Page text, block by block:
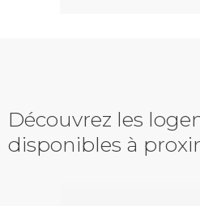
Découvrez les
disponibles à